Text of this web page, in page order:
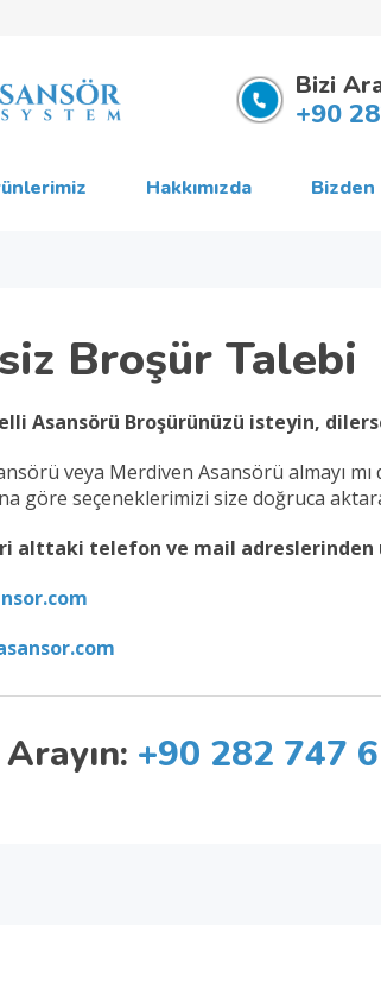
Bizi
+90
Hakkımızda
Broşür Talebi
Asansörü Broşürünüzü isteyin,
veya Merdiven Asansörü almayı
göre seçeneklerimizi size doğruca
alttaki telefon ve mail adreslerinden
+90 282 747